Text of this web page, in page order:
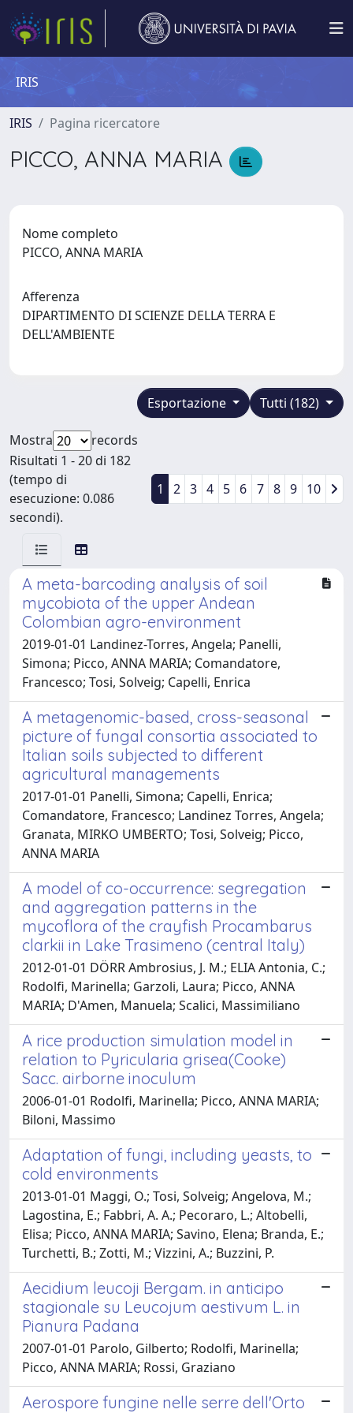
IRIS
IRIS Pagina ricercatore
PICCO, ANNA MARIA
Nome completo
PICCO, ANNA MARIA
Afferenza
DIPARTIMENTO DI SCIENZE DELLA TERRA E
DELL'AMBIENTE
Tutti (182)
Esportazione
Mostra
records
Risultati 1 - 20 di 182
(tempo di
esecuzione: 0.086
secondi).
1 2 3 4 5 6 7 8 9 10
A meta-barcoding analysis of soil
mycobiota of the upper Andean
Colombian agro-environment
2019-01-01 Landinez-Torres, Angela; Panelli,
Simona; Picco, ANNA MARIA; Comandatore,
Francesco; Tosi, Solveig; Capelli, Enrica
A metagenomic-based, cross-seasonal
picture of fungal consortia associated to
Italian soils subjected to different
agricultural managements
2017-01-01 Panelli, Simona; Capelli, Enrica;
Comandatore, Francesco; Landinez Torres, Angela;
Granata, MIRKO UMBERTO; Tosi, Solveig; Picco,
ANNA MARIA
A model of co-occurrence: segregation
and aggregation patterns in the
mycoflora of the crayfish Procambarus
clarkii in Lake Trasimeno (central Italy)
2012-01-01 DÖRR Ambrosius, J. M.; ELIA Antonia, C.;
Rodolfi, Marinella; Garzoli, Laura; Picco, ANNA
MARIA; D'Amen, Manuela; Scalici, Massimiliano
A rice production simulation model in
relation to Pyricularia grisea(Cooke)
Sacc. airborne inoculum
2006-01-01 Rodolfi, Marinella; Picco, ANNA MARIA;
Biloni, Massimo
Adaptation of fungi, including yeasts, to
cold environments
2013-01-01 Maggi, O.; Tosi, Solveig; Angelova, M.;
Lagostina, E.; Fabbri, A. A.; Pecoraro, L.; Altobelli,
Elisa; Picco, ANNA MARIA; Savino, Elena; Branda, E.;
Turchetti, B.; Zotti, M.; Vizzini, A.; Buzzini, P.
Aecidium leucoji Bergam. in anticipo
stagionale su Leucojum aestivum L. in
Pianura Padana
2007-01-01 Parolo, Gilberto; Rodolfi, Marinella;
Picco, ANNA MARIA; Rossi, Graziano
Aerospore fungine nelle serre dell'Orto